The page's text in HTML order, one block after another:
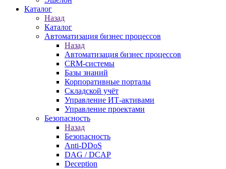
Каталог
Назад
Каталог
Автоматизация бизнес процессов
Назад
Автоматизация бизнес процессов
CRM-системы
Базы знаний
Корпоративные порталы
Складской учёт
Управление ИТ-активами
Управление проектами
Безопасность
Назад
Безопасность
Anti-DDoS
DAG / DCAP
Deception